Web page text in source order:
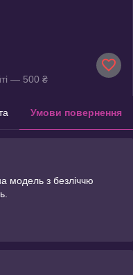
— 500 ₴
Умови повернення
модель з безліччю